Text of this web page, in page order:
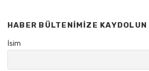
HABER BÜLTENIMIZE KAYDOLUN
İsim